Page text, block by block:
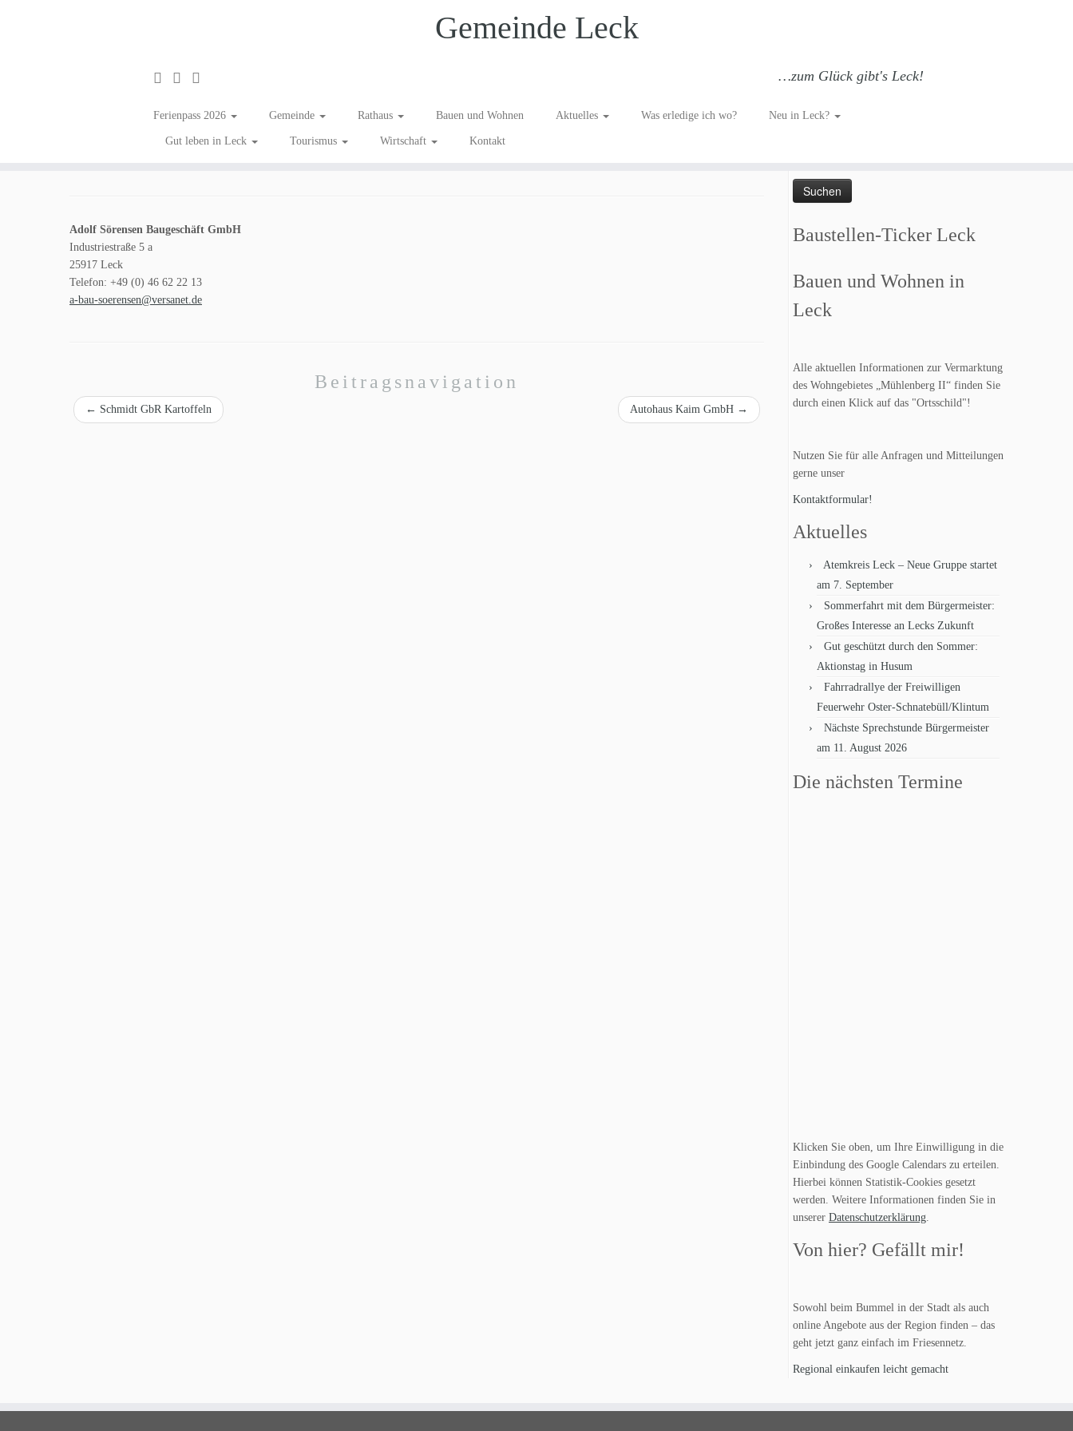
Gemeinde Leck
…zum Glück gibt's Leck!
Ferienpass 2026 Gemeinde Rathaus Bauen und Wohnen Aktuelles Was erledige ich wo? Neu in Leck?
Gut leben in Leck Tourismus Wirtschaft Kontakt
Adolf Sörensen Baugeschäft GmbH
Adolf Sörensen Baugeschäft GmbH
Industriestraße 5 a
25917 Leck
Telefon: +49 (0) 46 62 22 13
a-bau-soerensen@versanet.de
Beitragsnavigation
← Schmidt GbR Kartoffeln Autohaus Kaim GmbH →
Such dich GLÜCKlich…
Baustellen-Ticker Leck
Bauen und Wohnen in
Leck
Alle aktuellen Informationen zur Vermarktung
des Wohngebietes „Mühlenberg II“ finden Sie
durch einen Klick auf das "Ortsschild"!
Nutzen Sie für alle Anfragen und Mitteilungen
gerne unser
Kontaktformular!
Aktuelles
Atemkreis Leck – Neue Gruppe startet
am 7. September
Sommerfahrt mit dem Bürgermeister:
Großes Interesse an Lecks Zukunft
Gut geschützt durch den Sommer:
Aktionstag in Husum
Fahrradrallye der Freiwilligen
Feuerwehr Oster-Schnatebüll/Klintum
Nächste Sprechstunde Bürgermeister
am 11. August 2026
Die nächsten Termine
Klicken Sie oben, um Ihre Einwilligung in die
Einbindung des Google Calendars zu erteilen.
Hierbei können Statistik-Cookies gesetzt
werden. Weitere Informationen finden Sie in
unserer Datenschutzerklärung.
Von hier? Gefällt mir!
Sowohl beim Bummel in der Stadt als auch
online Angebote aus der Region finden – das
geht jetzt ganz einfach im Friesennetz.
Regional einkaufen leicht gemacht